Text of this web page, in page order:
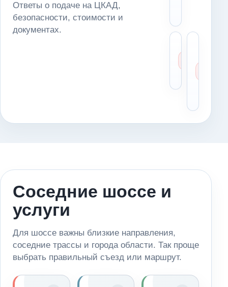
Ответы о подаче на ЦКАД,
безопасности, стоимости и
документах.
в
Соседние шоссе и
услуги
Для шоссе важны близкие направления,
соседние трассы и города области. Так проще
выбрать правильный съезд или маршрут.